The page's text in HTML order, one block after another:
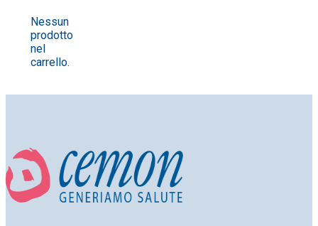
Nessun
prodotto
nel
carrello.